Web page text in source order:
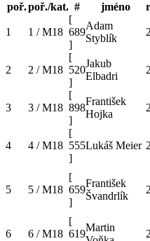
poř.poř./kat. # jméno
1 1 / M18
[
689
]
Adam
Styblík
2 2 / M18
[
520
]
Jakub
Elbadri
3 3 / M18
[
898
]
František
Hojka
4 4 / M18
[
555
]
Lukáš Meier
5 5 / M18
[
659
]
František
Švandrlík
6 6 / M18
[
619
Martin